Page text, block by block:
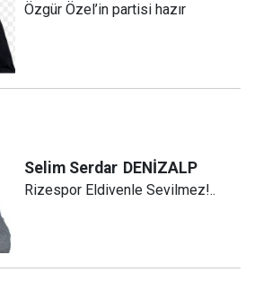
Özgür Özel’in partisi hazır
Selim Serdar DENİZALP
Rizespor Eldivenle Sevilmez!..